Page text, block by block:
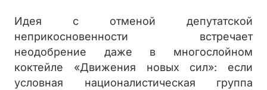
Идея с отменой депутатской
неприкосновенности встречает
неодобрение даже в многослойном
коктейле «Движения новых сил»: если
условная националистическая группа